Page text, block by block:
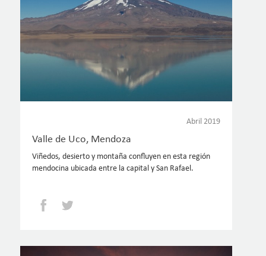
Abril 2019
Valle de Uco, Mendoza
Viñedos, desierto y montaña confluyen en esta región
mendocina ubicada entre la capital y San Rafael.
Facebook